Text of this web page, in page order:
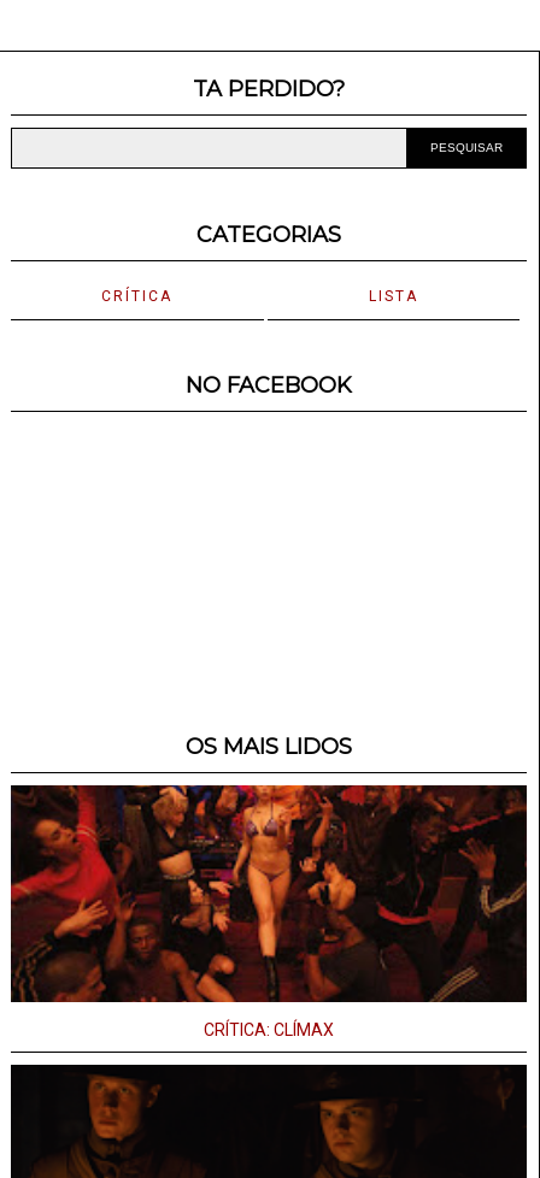
TA PERDIDO?
CATEGORIAS
CRÍTICA LISTA
NO FACEBOOK
OS MAIS LIDOS
CRÍTICA: CLÍMAX